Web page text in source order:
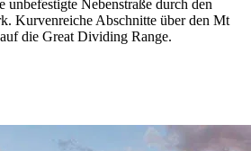
unbefestigte Nebenstraße durch den
Kurvenreiche Abschnitte über den Mt
die Great Dividing Range.